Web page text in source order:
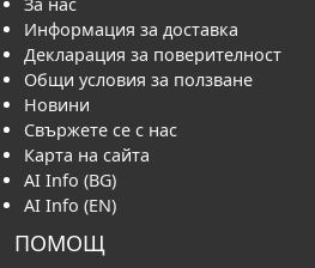
За нас
Информация за доставка
Декларация за поверителност
Общи условия за ползване
Новини
Свържете се с нас
Карта на сайта
AI Info (BG)
AI Info (EN)
ПОМОЩ